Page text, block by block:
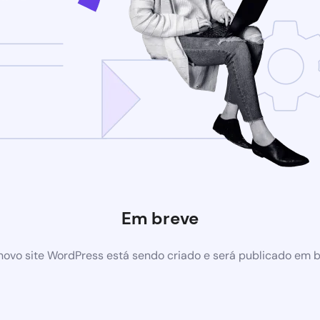
Em breve
site WordPress está sendo criado e será publicado em